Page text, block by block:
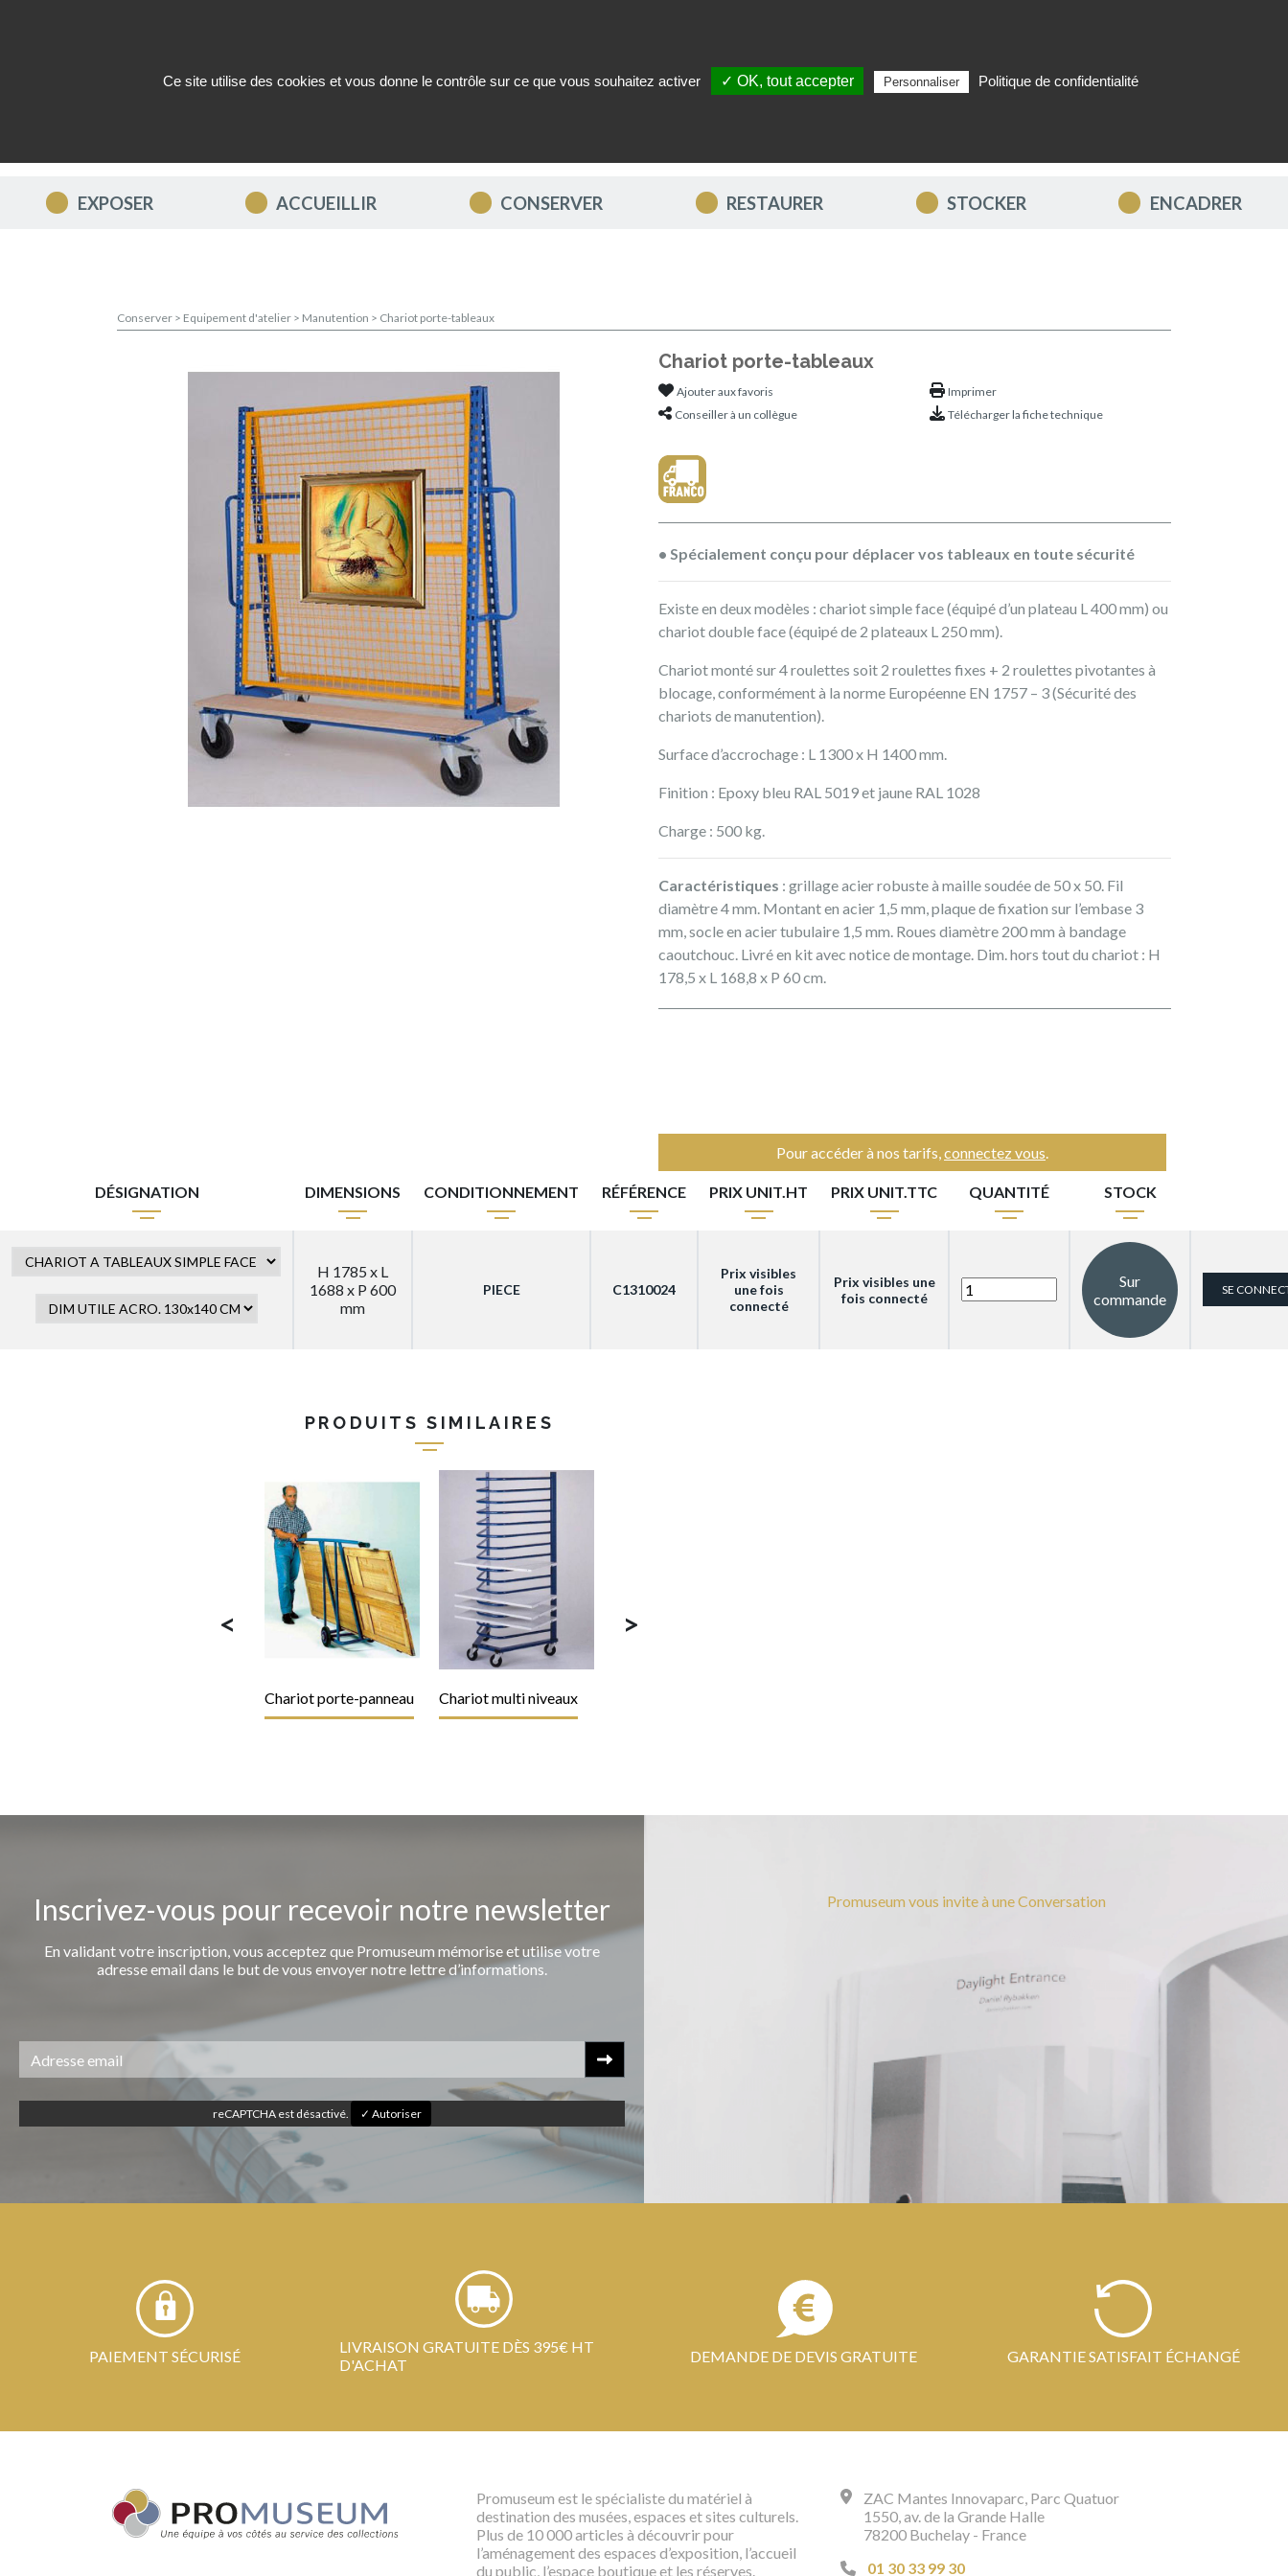
EXPOSER ACCUEILLIR CONSERVER RESTAURER STOCKER ENCADRER
Conserver > Equipement d'atelier > Manutention > Chariot porte-tableaux
Chariot porte-tableaux
Ajouter aux favoris
Conseiller à un collègue
Imprimer
Télécharger la fiche technique
• Spécialement conçu pour déplacer vos tableaux en toute sécurité
Existe en deux modèles : chariot simple face (équipé d’un plateau L 400 mm) ou
chariot double face (équipé de 2 plateaux L 250 mm).
Chariot monté sur 4 roulettes soit 2 roulettes fixes + 2 roulettes pivotantes à
blocage, conformément à la norme Européenne EN 1757 – 3 (Sécurité des
chariots de manutention).
Surface d’accrochage : L 1300 x H 1400 mm.
Finition : Epoxy bleu RAL 5019 et jaune RAL 1028
Charge : 500 kg.
Caractéristiques : grillage acier robuste à maille soudée de 50 x 50. Fil
diamètre 4 mm. Montant en acier 1,5 mm, plaque de fixation sur l’embase 3
mm, socle en acier tubulaire 1,5 mm. Roues diamètre 200 mm à bandage
caoutchouc. Livré en kit avec notice de montage. Dim. hors tout du chariot : H
178,5 x L 168,8 x P 60 cm.
Pour accéder à nos tarifs,connectez vous.
DÉSIGNATION DIMENSIONS CONDITIONNEMENT RÉFÉRENCE PRIX UNIT.HT PRIX UNIT.TTC QUANTITÉ STOCK
H 1785 x L
1688 x P 600
mm
PIECE C1310024
Prix visibles
une fois
connecté
Prix visibles une
fois connecté
Sur
commande
SE
PRODUITS SIMILAIRES
<
Chariot porte-panneau Chariot multi niveaux
>
Inscrivez-vous pour recevoir notre newsletter
En validant votre inscription, vous acceptez que Promuseum mémorise et utilise votre
adresse email dans le but de vous envoyer notre lettre d’informations.
reCAPTCHA est désactivé. ✓ Autoriser
Promuseum vous invite à une Conversation
PAIEMENT SÉCURISÉ
LIVRAISON GRATUITE DÈS 395€ HT
D'ACHAT
DEMANDE DE DEVIS GRATUITE GARANTIE SATISFAIT ÉCHANGÉ
Promuseum est le spécialiste du matériel à
destination des musées, espaces et sites culturels.
Plus de 10 000 articles à découvrir pour
l’aménagement des espaces d’exposition, l’accueil
du public, l’espace boutique et les réserves.
ZAC Mantes Innovaparc, Parc Quatuor
1550, av. de la Grande Halle
78200 Buchelay - France
01 30 33 99 30
Ce site utilise des cookies et vous donne le contrôle sur ce que vous souhaitez activer ✓ OK, tout accepter Personnaliser Politique de confidentialité